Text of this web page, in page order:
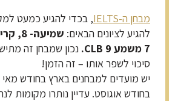
מבחן ה-IELTS
, בכדי להגיע כמעט
להגיע לציונים הבאים:
7 משמע CLB 9.
נכון שמבחן זה
סיכוי לשפר אותו – זה הזמן!
יש מועדים למבחנים בארץ בחודש מאי
בחודש אוגוסט. עדיין נותרו מקומות